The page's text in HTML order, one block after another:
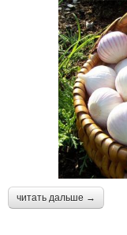
читать дальше →